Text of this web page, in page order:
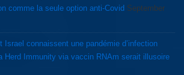
comme la seule option anti-Covid September
Israel connaissent une pandémie d’infection
Herd Immunity via vaccin RNAm serait illusoire